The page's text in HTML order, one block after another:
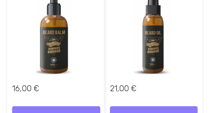
16,00 € 21,00 €